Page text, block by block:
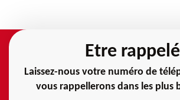
Etre rappelé
Laissez-nous votre numéro de
vous rappellerons dans les plus